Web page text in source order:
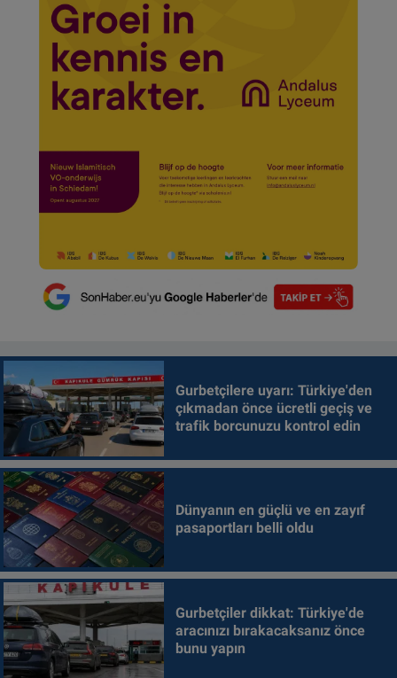
Gurbetçilere uyarı: Türkiye'den
çıkmadan önce ücretli geçiş ve
trafik borcunuzu kontrol edin
Dünyanın en güçlü ve en zayıf
pasaportları belli oldu
Gurbetçiler dikkat: Türkiye'de
aracınızı bırakacaksanız önce
bunu yapın